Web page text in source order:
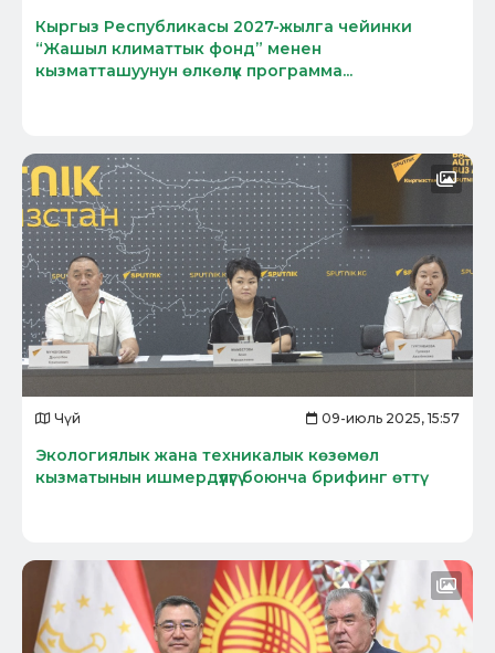
Кыргыз Республикасы 2027-жылга чейинки
“Жашыл климаттык фонд” менен
кызматташуунун өлкөлүк программа...
Чүй 09-июль 2025, 15:57
Экологиялык жана техникалык көзөмөл
кызматынын ишмердүүлүгү боюнча брифинг өттү